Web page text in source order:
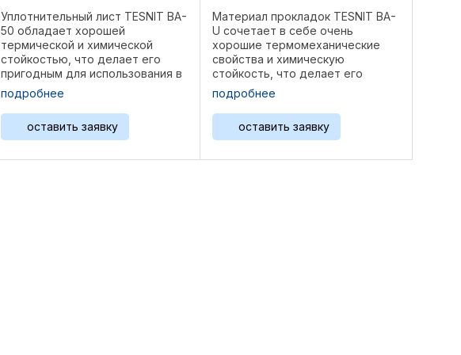
Уплотнительный лист TESNIT BA-
50 обладает хорошей
термической и химической
стойкостью, что делает его
пригодным для использования в
широком спектре применений.
TESNIT BA-50 хорошо подходит
для использования с питьевым
водоснабжением и
судостроением. ...
подробнее
оставить заявку
Материал прокладок TESNIT BA-
U сочетает в себе очень
хорошие термомеханические
свойства и химическую
стойкость, что делает его
универсальным материалом для
прокладок. Он хорошо подходит
для газоснабжения и питьевой
воды. Структура: Арамидные ...
подробнее
оставить заявку